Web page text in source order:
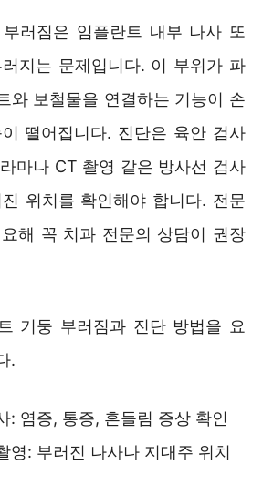
러짐은 임플란트 내부 나사 또
지는 문제입니다. 이 부위가 파
와 보철물을 연결하는 기능이 손
떨어집니다. 진단은 육안 검사
마나 CT 촬영 같은 방사선 검사
위치를 확인해야 합니다. 전문
해 꼭 치과 전문의 상담이 권장
기둥 부러짐과 진단 방법을 요
.
: 염증, 통증, 흔들림 증상 확인
영: 부러진 나사나 지대주 위치